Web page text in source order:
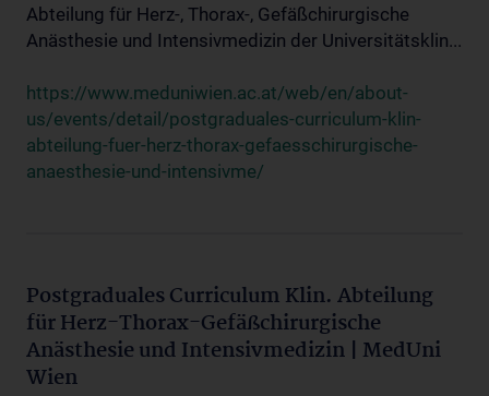
Abteilung für Herz-, Thorax-, Gefäßchirurgische
Anästhesie und Intensivmedizin der Universitätsklin...
https://www.meduniwien.ac.at/web/en/about-
us/events/detail/postgraduales-curriculum-klin-
abteilung-fuer-herz-thorax-gefaesschirurgische-
anaesthesie-und-intensivme/
Postgraduales Curriculum Klin. Abteilung
für Herz-Thorax-Gefäßchirurgische
Anästhesie und Intensivmedizin | MedUni
Wien